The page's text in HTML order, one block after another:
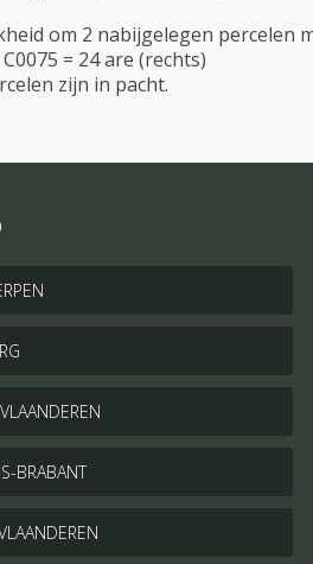
om 2 nabijgelegen percelen
= 24 are (rechts)
zijn in pacht.
BRABANT